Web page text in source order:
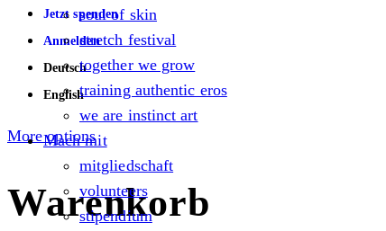
Jetzt spenden
Anmelden
Deutsch
English
More options
Warenkorb
soul of skin
stretch festival
together we grow
training authentic eros
we are instinct art
Mach mit
mitgliedschaft
volunteers
stipendium